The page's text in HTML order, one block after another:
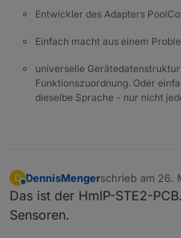
Entwickler des Adapters
Einfach macht aus einem
universelle
Funktionszuordnung. Oder
dieselbe Sprache - nur nicht
D
Online
DennisMengerschrieb am 26.
zuletzt editiert
Das ist der HmIP-STE2-
Sensoren.